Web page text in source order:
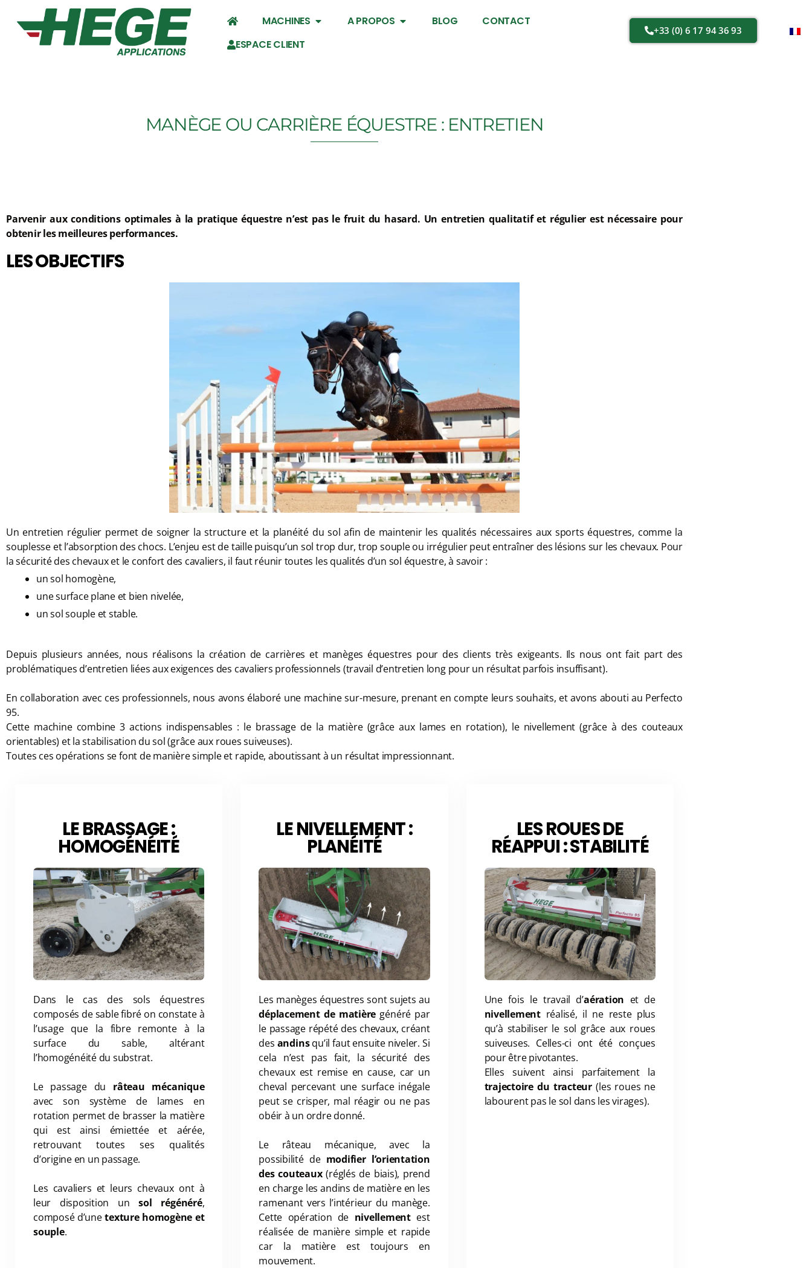
MACHINES A PROPOS BLOG
CONTACT
ESPACE CLIENT
+33 (0) 6 17 94 36 93
MANÈGE OU CARRIÈRE ÉQUESTRE : ENTRETIEN
Parvenir aux conditions optimales à la pratique équestre n’est pas le fruit du hasard. Un entretien qualitatif et régulier est nécessaire pour
obtenir les meilleures performances.
LES OBJECTIFS
Un entretien régulier permet de soigner la structure et la planéité du sol afin de maintenir les qualités nécessaires aux sports équestres, comme la
souplesse et l’absorption des chocs. L’enjeu est de taille puisqu’un sol trop dur, trop souple ou irrégulier peut entraîner des lésions sur les chevaux. Pour
la sécurité des chevaux et le confort des cavaliers, il faut réunir toutes les qualités d’un sol équestre, à savoir :
un sol homogène,
une surface plane et bien nivelée,
un sol souple et stable.
Depuis plusieurs années, nous réalisons la création de carrières et manèges équestres pour des clients très exigeants. Ils nous ont fait part des
problématiques d’entretien liées aux exigences des cavaliers professionnels (travail d’entretien long pour un résultat parfois insuffisant).
En collaboration avec ces professionnels, nous avons élaboré une machine sur-mesure, prenant en compte leurs souhaits, et avons abouti au Perfecto
95.
Cette machine combine 3 actions indispensables : le brassage de la matière (grâce aux lames en rotation), le nivellement (grâce à des couteaux
orientables) et la stabilisation du sol (grâce aux roues suiveuses).
Toutes ces opérations se font de manière simple et rapide, aboutissant à un résultat impressionnant.
LE BRASSAGE :
HOMOGÉNÉITÉ
Dans le cas des sols équestres
composés de sable fibré on constate à
l’usage que la fibre remonte à la
surface du sable, altérant
l’homogénéité du substrat.
Le passage du râteau mécanique
avec son système de lames en
rotation permet de brasser la matière
qui est ainsi émiettée et aérée,
retrouvant toutes ses qualités
d’origine en un passage.
Les cavaliers et leurs chevaux ont à
leur disposition unsol régénéré,
composé d’unetexture homogène et
souple.
LE NIVELLEMENT :
PLANÉITÉ
Les manèges équestres sont sujets au
déplacement de matière généré par
le passage répété des chevaux, créant
des andinsqu’il faut ensuite niveler. Si
cela n’est pas fait, la sécurité des
chevaux est remise en cause, car un
cheval percevant une surface inégale
peut se crisper, mal réagir ou ne pas
obéir à un ordre donné.
Le râteau mécanique, avec la
possibilité demodifier l’orientation
des couteaux(réglés de biais), prend
en charge les andins de matière en les
ramenant vers l’intérieur du manège.
Cette opération de nivellementest
réalisée de manière simple et rapide
car la matière est toujours en
mouvement.
LES ROUES DE
RÉAPPUI : STABILITÉ
Une fois le travail d’aération et de
nivellement réalisé, il ne reste plus
qu’à stabiliser le sol grâce aux roues
suiveuses. Celles-ci ont été conçues
pour être pivotantes.
Elles suivent ainsi parfaitement la
trajectoire du tracteur (les roues ne
labourent pas le sol dans les virages).